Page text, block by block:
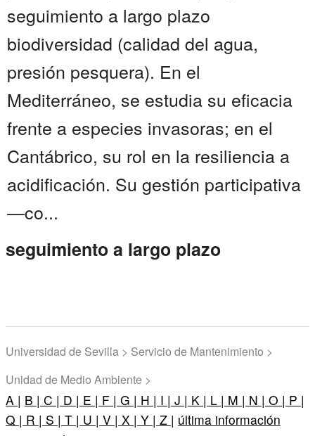
seguimiento a largo plazo
biodiversidad (calidad del agua,
presión pesquera). En el
Mediterráneo, se estudia su eficacia
frente a especies invasoras; en el
Cantábrico, su rol en la resiliencia a
acidificación. Su gestión participativa
—co...
seguimiento a largo plazo
Universidad de Sevilla > Servicio de Mantenimiento >
Unidad de Medio Ambiente >
A | B | C | D | E | F | G | H | I | J | K | L | M | N | O | P |
Q | R | S | T | U | V | X | Y | Z | última información